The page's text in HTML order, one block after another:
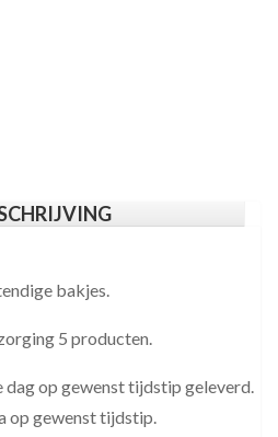
bakjes.
5 producten.
op gewenst tijdstip geleverd.
op gewenst tijdstip.